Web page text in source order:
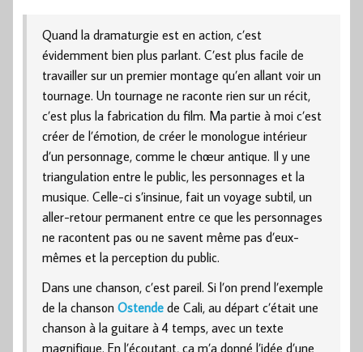
Quand la dramaturgie est en action, c’est
évidemment bien plus parlant. C’est plus facile de
travailler sur un premier montage qu’en allant voir un
tournage. Un tournage ne raconte rien sur un récit,
c’est plus la fabrication du film. Ma partie à moi c’est
créer de l’émotion, de créer le monologue intérieur
d’un personnage, comme le chœur antique. Il y une
triangulation entre le public, les personnages et la
musique. Celle-ci s’insinue, fait un voyage subtil, un
aller-retour permanent entre ce que les personnages
ne racontent pas ou ne savent même pas d’eux-
mêmes et la perception du public.
Dans une chanson, c’est pareil. Si l’on prend l’exemple
de la chansonOstende de Cali, au départ c’était une
chanson à la guitare à 4 temps, avec un texte
magnifique. En l’écoutant, ça m’a donné l’idée d’une